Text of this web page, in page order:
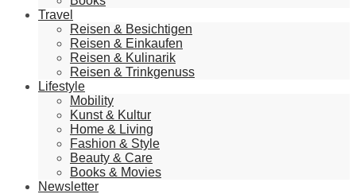
Travel
Reisen & Besichtigen
Reisen & Einkaufen
Reisen & Kulinarik
Reisen & Trinkgenuss
Lifestyle
Mobility
Kunst & Kultur
Home & Living
Fashion & Style
Beauty & Care
Books & Movies
Newsletter